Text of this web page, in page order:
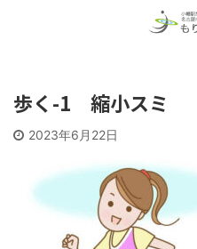
歩く-1 縮小スミ
2023年6月22日